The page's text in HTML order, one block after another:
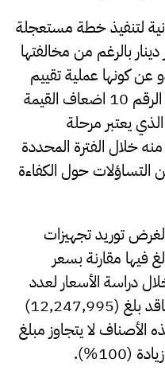
لتنفيذ خطة مستعجلة
بقيمة (2.8) مليار دينار بالرغم من مخالفتها
عن كونها عملية تقييم
للعشوائيات القائمة، ويمثل هذا الرقم 10 اضعاف القيمة
يعتبر مرحلة
خلال الفترة المحددة
التساؤلات حول الكفاءة
توريد تجهيزات
فيها مقارنة بسعر
دراسة الأسعار لعدد
(30) صنف أن اجمالي سعر التعاقد بلغ (12,247,995)
الأصناف لا يتجاوز مبلغ